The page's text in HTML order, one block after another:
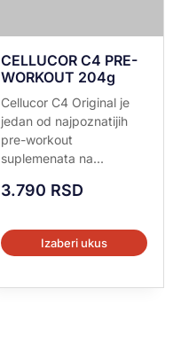
CELLUCOR C4 PRE-
WORKOUT 204g
Cellucor C4 Original je
jedan od najpoznatijih
pre-workout
suplemenata na...
3.790 RSD
Izaberi ukus